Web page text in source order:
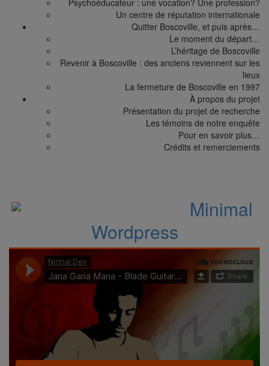
Psychoéducateur : une vocation? Une profession?
Un centre de réputation internationale
Quitter Boscoville, et puis après…
Le moment du départ…
L’héritage de Boscoville
Revenir à Boscoville : des anciens reviennent sur les
lieux
La fermeture de Boscoville en 1997
À propos du projet
Présentation du projet de recherche
Les témoins de notre enquête
Pour en savoir plus…
Crédits et remerciements
Minimal
Wordpress